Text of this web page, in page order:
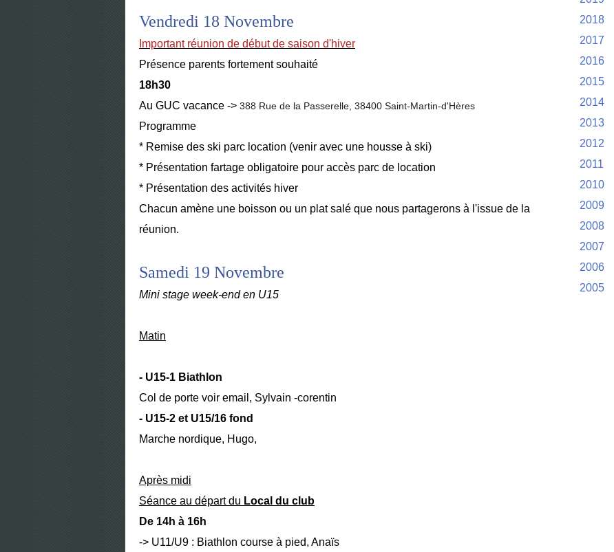
Vendredi 18 Novembre
Important réunion de début de saison d'hiver
Présence parents fortement souhaité
18h30
Au GUC vacance -> 388 Rue de la Passerelle, 38400 Saint-Martin-d'Hères
Programme
* Remise des ski parc location (venir avec une housse à ski)
* Présentation fartage obligatoire pour accès parc de location
* Présentation des activités hiver
Chacun amène une boisson ou un plat salé que nous partagerons à l'issue de la
réunion.
Samedi 19 Novembre
Mini stage week-end en U15
Matin
- U15-1 Biathlon
Col de porte voir email, Sylvain -corentin
- U15-2 et U15/16 fond
Marche nordique, Hugo,
Après midi
Séance au départ du Local du club
De 14h à 16h
-> U11/U9 : Biathlon course à pied, Anaïs
2018
2017
2016
2015
2014
2013
2012
2011
2010
2009
2008
2007
2006
2005